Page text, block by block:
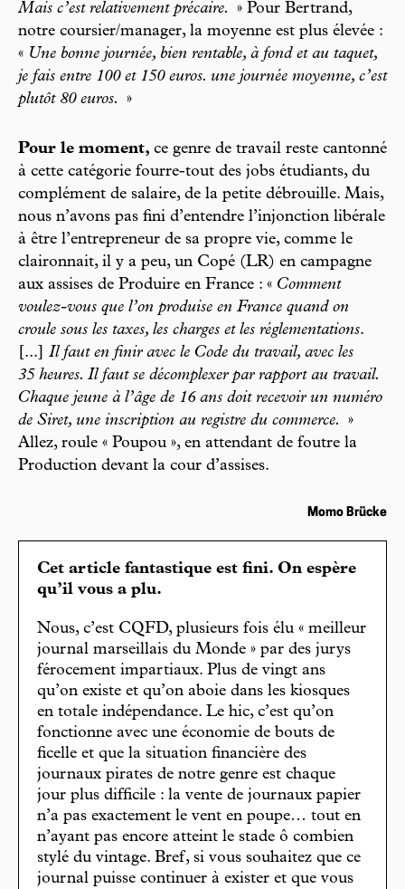
Mais c’est relativement précaire.
» Pour Bertrand,
notre coursier/manager, la moyenne est plus élevée :
« Une bonne journée, bien rentable, à fond et au taquet,
je fais entre 100 et 150 euros. une journée moyenne, c’est
plutôt 80 euros.
»
Pour le moment, ce genre de travail reste cantonné
à cette catégorie fourre-tout des jobs étudiants, du
complément de salaire, de la petite débrouille. Mais,
nous n’avons pas fini d’entendre l’injonction libérale
à être l’entrepreneur de sa propre vie, comme le
claironnait, il y a peu, un Copé (LR) en campagne
aux assises de Produire en France : « Comment
voulez-vous que l’on produise en France quand on
croule sous les taxes, les charges et les réglementations.
[...] Il faut en finir avec le Code du travail, avec les
35 heures. Il faut se décomplexer par rapport au travail.
Chaque jeune à l’âge de 16 ans doit recevoir un numéro
de Siret, une inscription au registre du commerce.
»
Allez, roule « Poupou », en attendant de foutre la
Production devant la cour d’assises.
Momo Brücke
Cet article fantastique est fini. On espère
qu’il vous a plu.
Nous, c’est CQFD, plusieurs fois élu « meilleur
journal marseillais du Monde » par des jurys
férocement impartiaux. Plus de vingt ans
qu’on existe et qu’on aboie dans les kiosques
en totale indépendance. Le hic, c’est qu’on
fonctionne avec une économie de bouts de
ficelle et que la situation financière des
journaux pirates de notre genre est chaque
jour plus difficile : la vente de journaux papier
n’a pas exactement le vent en poupe… tout en
n’ayant pas encore atteint le stade ô combien
stylé du vintage. Bref, si vous souhaitez que ce
journal puisse continuer à exister et que vous